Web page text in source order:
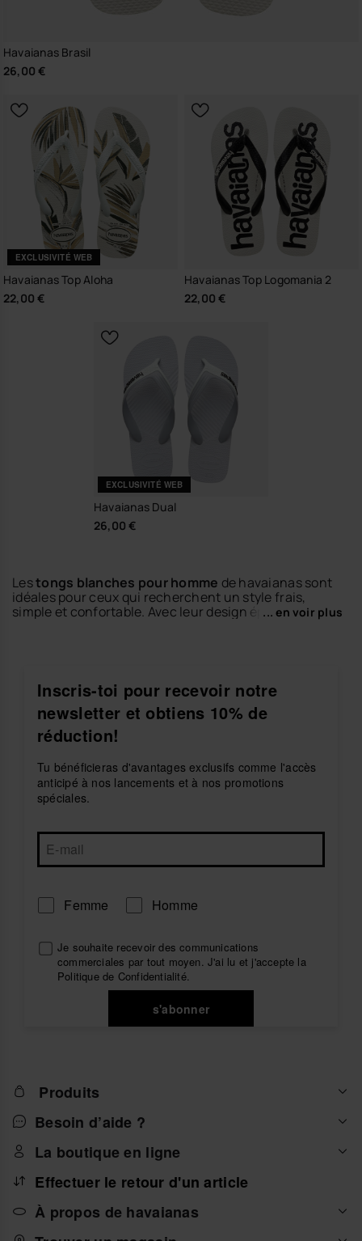
Havaianas Brasil
26,00 €
EXCLUSIVITÉ WEB
Havaianas Top Aloha
22,00 €
Havaianas Top Logomania 2
22,00 €
EXCLUSIVITÉ WEB
Havaianas Dual
26,00 €
Lestongs blanches pour homme de havaianas sont
idéales pour ceux qui recherchent un style frais,
simple et confortable. Avec leur design épuré et leur
Notre collection detongs blanches pour homme
propose plusieurs modèles, des essentiels
minimalistes aux versions plus modernes avec des
détails marqués. Légères, résistantes et faciles à
de la journée.
Associe testongs blanches havaianas
brésilien de havaianas dans une paire facile à assortir
et parfaite pour la saison.
... en voir plus
Inscris-toi pour recevoir notre
newsletter et obtiens 10% de
réduction!
Tu bénéficieras d'avantages exclusifs comme l'accès
anticipé à nos lancements et à nos promotions
spéciales.
Femme Homme
Je souhaite recevoir des communications
commerciales par tout moyen. J'ai lu et j'accepte la
Politique de Confidentialité.
s'abonner
Produits
Besoin d’aide ?
La boutique en ligne
Effectuer le retour d'un article
À propos de havaianas